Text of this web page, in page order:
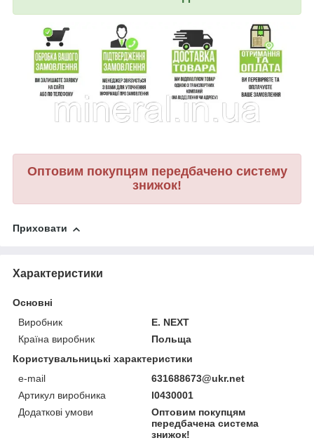
Оптовим покупцям передбачено систему
знижок!
Приховати
Характеристики
Основні
Виробник
E. NEXT
Країна виробник
Польща
Користувальницькі характеристики
e-mail
631688673@ukr.net
Артикул виробника
l0430001
Додаткові умови
Оптовим покупцям
передбачена система
знижок!